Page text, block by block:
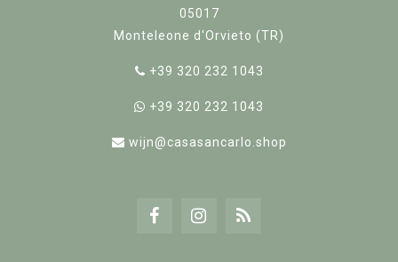
05017
Monteleone d'Orvieto (TR)
+39 320 232 1043
+39 320 232 1043
wijn@casasancarlo.shop